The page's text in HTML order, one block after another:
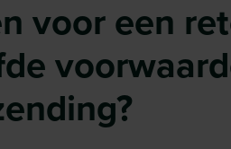
voor een